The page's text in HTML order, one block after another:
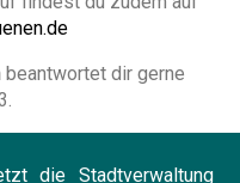
beantwortet dir gerne
die Stadtverwaltung